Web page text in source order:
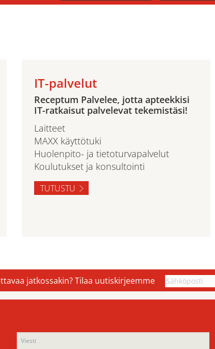
IT-palvelut
Receptum Palvelee, jotta apteekkisi
IT-ratkaisut palvelevat tekemistäsi!
Laitteet
MAXX käyttötuki
Huolenpito- ja tietoturvapalvelut
Koulutukset ja konsultointi
TUTUSTU
jatkossakin? Tilaa uutiskirjeemme